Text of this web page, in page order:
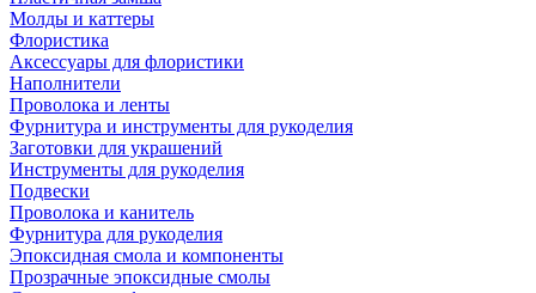
Молды и каттеры
Флористика
Аксессуары для флористики
Наполнители
Проволока и ленты
Фурнитура и инструменты для рукоделия
Заготовки для украшений
Инструменты для рукоделия
Подвески
Проволока и канитель
Фурнитура для рукоделия
Эпоксидная смола и компоненты
Прозрачные эпоксидные смолы